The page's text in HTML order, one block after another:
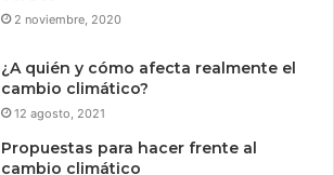
2 noviembre, 2020
¿A quién y cómo afecta realmente el
cambio climático?
12 agosto, 2021
Propuestas para hacer frente al
cambio climático